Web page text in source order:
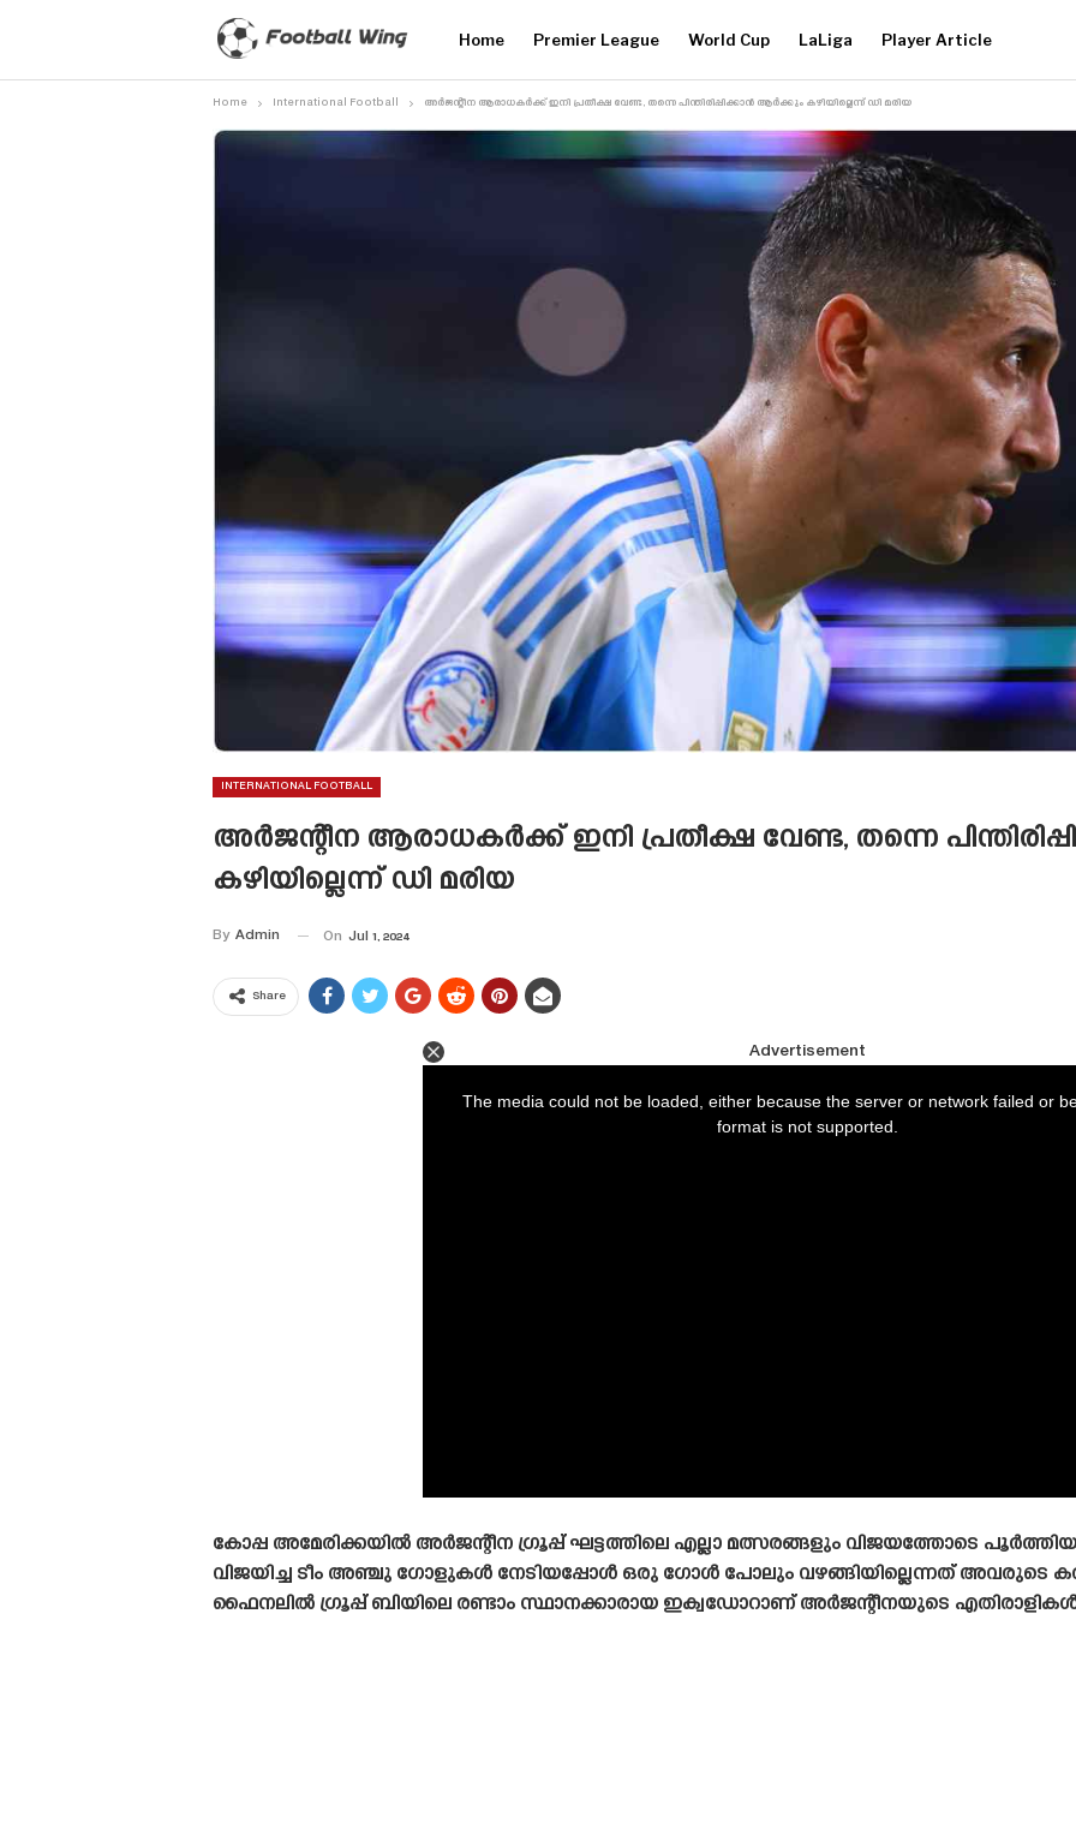
Home Premier League World Cup LaLiga Player Article
Home International Football അർജന്റീന ആരാധകർക്ക് ഇനി പ്രതീക്ഷ വേണ്ട, തന്നെ പിന്തിരിപ്പിക്കാൻ ആർക്കും കഴിയില്ലെന്ന് ഡി മരിയ
INTERNATIONAL FOOTBALL
അർജന്റീന ആരാധകർക്ക് ഇനി പ്രതീക്ഷ വേണ്ട, തന്നെ
കഴിയില്ലെന്ന് ഡി മരിയ
By Admin On Jul 1, 2024
Share
Advertisement
The media could not be loaded, either because the server or network failed or
format is not supported.
കോപ്പ അമേരിക്കയിൽ അർജന്റീന ഗ്രൂപ്പ് ഘട്ടത്തിലെ എല്ലാ മത്സരങ്ങളും വിജയത്തോടെ
വിജയിച്ച ടീം അഞ്ചു ഗോളുകൾ നേടിയപ്പോൾ ഒരു ഗോൾ പോലും വഴങ്ങിയില്ലെന്നത് അവരുടെ
ഫൈനലിൽ ഗ്രൂപ്പ് ബിയിലെ രണ്ടാം സ്ഥാനക്കാരായ ഇക്വഡോറാണ് അർജന്റീനയുടെ